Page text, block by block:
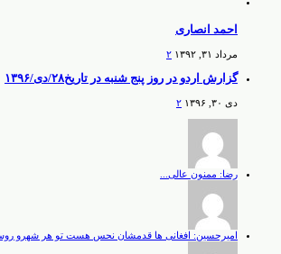
احمد انصاری
مرداد ۳۱, ۱۳۹۲ ۲
گزارش اردو در روز پنج شنبه در تاریخ۲۸/دی/۱۳۹۶
دی ۳۰, ۱۳۹۶ ۲
رضا: ممنون عالی...
امیرحسین: افغانی ها قدمشان نحس هست تو هر شهرو